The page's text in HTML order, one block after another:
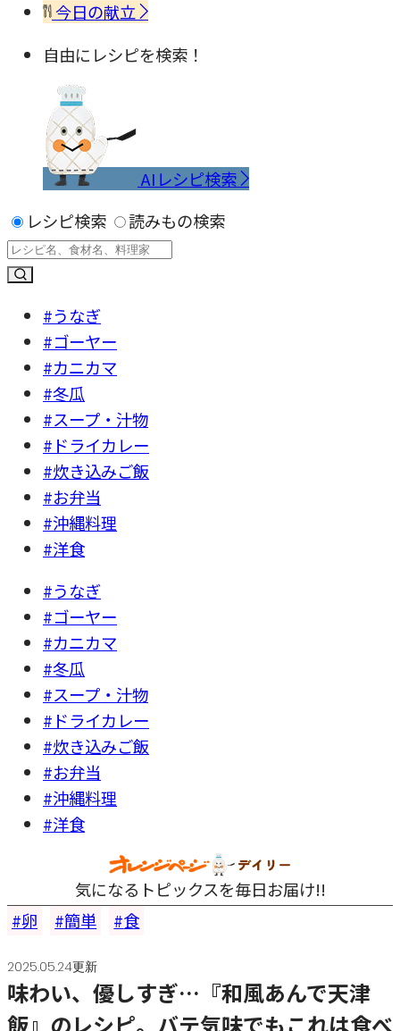
今日の献立
自由にレシピを検索！
AIレシピ検索
レシピ検索
読みもの検索
#うなぎ
#ゴーヤー
#カニカマ
#冬瓜
#スープ・汁物
#ドライカレー
#炊き込みご飯
#お弁当
#沖縄料理
#洋食
#うなぎ
#ゴーヤー
#カニカマ
#冬瓜
#スープ・汁物
#ドライカレー
#炊き込みご飯
#お弁当
#沖縄料理
#洋食
気になるトピックスを毎日お届け!!
卵
簡単 食
2025.05.24更新
味わい、優しすぎ…『和風あんで天津
飯』のレシピ。バテ気味でもこれは食べ